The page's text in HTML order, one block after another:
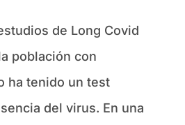
de Long Covid
población con
ha tenido un test
del virus. En una